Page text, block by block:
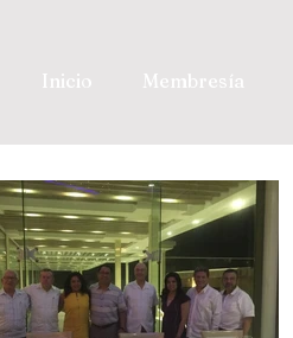
Inicio Membresía